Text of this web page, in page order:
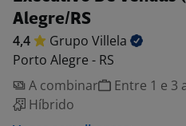
Alegre/RS
4,4 Grupo Villela
Porto Alegre - RS
A combinar
Entre 1 e 3
Híbrido